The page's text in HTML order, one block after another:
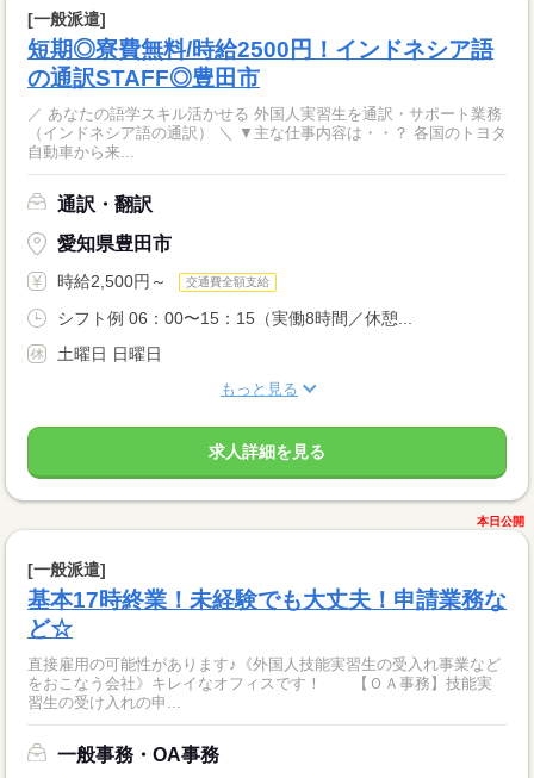
[一般派遣]
短期◎寮費無料/時給2500円！インドネシア語
の通訳STAFF◎豊田市
／ あなたの語学スキル活かせる 外国人実習生を通訳・サポート業務
（インドネシア語の通訳） ＼ ▼主な仕事内容は・・？ 各国のトヨタ
自動車から来...
通訳・翻訳
愛知県豊田市
時給2,500円～ 交通費全額支給
シフト例 06：00〜15：15（実働8時間／休憩...
土曜日 日曜日
もっと見る
求人詳細を見る
本日公開
[一般派遣]
基本17時終業！未経験でも大丈夫！申請業務な
ど☆
直接雇用の可能性があります♪《外国人技能実習生の受入れ事業など
をおこなう会社》キレイなオフィスです！ 【ＯＡ事務】技能実
習生の受け入れの申...
一般事務・OA事務